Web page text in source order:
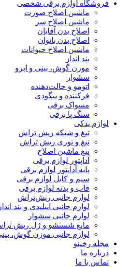
فروشگاه اوازم برقی شخصی
ماشین اصلاح صورت
ماشین اصلاح سر
اصلاح بدن آقایان
اصلاح بدن بانوان
ماشین اصلاح حیوانات
بند انداز
موزن گوش، بینی و ابرو
سشوار
اتومو و حالت‌دهنده
فرکننده و بیگودی
مسواک برقی
سنگ پا برقی
لوازم یدکی
تیغ و شبکه ریش تراش
تیغ و توری ریش تراش
تیغ ماشین اصلاح
آداپتور لوازم برقی
پایه آداپتور لوازم برقی
سیم و کابل لوازم برقی
قاب و بدنه لوازم برقی
لوازم جانبی ریش‌تراش
لوازم جانبی اپیلیدی و بند انداز
لوازم جانبی سشوار
مایع شستشو و ژل ریش
لوازم جانبی موزن گوش،
مجله رخینو
درباره ما
تماس با ما